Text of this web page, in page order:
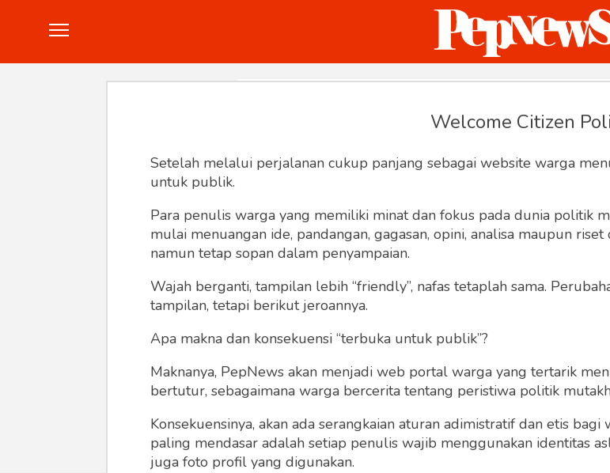
Ingat saya
Buat Akun Baru
Welcome Citizen
Setelah melalui perjalanan cukup panjang sebagai website warga
untuk publik.
Para penulis warga yang memiliki minat dan fokus pada dunia politik
mulai menuangan ide, pandangan, gagasan, opini, analisa maupun
namun tetap sopan dalam penyampaian.
Wajah berganti, tampilan lebih “friendly”, nafas tetaplah sama.
tampilan, tetapi berikut jeroannya.
Apa makna dan konsekuensi “terbuka untuk publik”?
Maknanya, PepNews akan menjadi web portal warga yang tertarik
bertutur, sebagaimana warga bercerita tentang peristiwa politik
Konsekuensinya, akan ada serangkaian aturan adimistratif dan etis
paling mendasar adalah setiap penulis wajib menggunakan identitas
juga foto profil yang digunakan.